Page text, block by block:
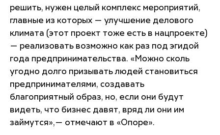
решить, нужен целый комплекс мероприятий,
главные из которых — улучшение делового
климата (этот проект тоже есть в нацпроекте)
— реализовать возможно как раз под эгидой
года предпринимательства. «Можно сколь
угодно долго призывать людей становиться
предпринимателями, создавать
благоприятный образ, но, если они будут
видеть, что бизнес давят, вряд ли они им
займутся»,— отмечают в «Опоре».